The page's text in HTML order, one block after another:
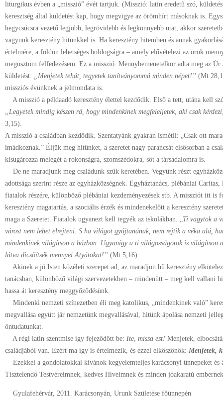
liturgikus évben a „misszió” évét tartjuk. (Misszió: latin eredetű szó,
keresztség által küldetést kap, hogy megvigye az örömhírt másoknak is.
hegycsúcsra vezető legjobb, legrövidebb és legkönnyebb utat, akkor
vagyunk keresztény hitünkkel is. Ha keresztény hitemben és annak
értelmére, a földön lehetséges boldogságra – amely elővételezi az örök
megosztom felfedezésem. Ez a misszió. Mennybemenetelkor adta meg az Úr
küldetést: „Menjetek tehát, tegyetek tanítványommá minden népet!” (Mt
missziós évünknek a jelmondata is.
A misszió a példaadó keresztény élettel kezdődik. Első a tett, utána kell
„Legyetek mindig készen rá, hogy mindenkinek megfeleljetek, aki csak
3,15).
A misszió a családban kezdődik. Szentatyánk gyakran ismétli: „Csak ott
imádkoznak.” Éljük meg hitünket, a szeretet nagy parancsát elsősorban a
kisugározza melegét a rokonságra, szomszédokra, sőt a társadalomra is.
De ne maradjunk meg családunk szűk keretében. Vegyünk részt
adottsága szerint része az egyházközségnek. Egyháztanács, plébániai
fiatalok részére, különböző plébániai kezdeményezések stb. A missziót itt
keresztény magatartás, a szociális érzék és mindenekelőtt a keresztény
maga a Szeretet. Fiatalok ugyanezt kell tegyék az iskolákban. „Ti vagytok a
várost nem lehet elrejteni. S ha világot gyújtanának, nem rejtik a véka alá,
mindenkinek világítson a házban. Ugyanígy a ti világosságotok is világítson
látva dicsőítsék mennyei Atyátokat!” (Mt 5,16).
Akinek a jó Isten közéleti szerepet ad, az maradjon hű keresztény
tanácsban, különböző világi szervezetekben – mindenütt – meg kell vallani
hassa át keresztény meggyőződésünk.
Mindenki nemzeti színezetben éli meg katolikus, „mindenkinek való”
megvallása együtt jár nemzetünk megvallásával, hitünk ápolása nemzeti
öntudatunkat.
A régi latin szentmise így fejeződött be: Ite, missa est! Menjetek,
családjából van. Ezért ma így is értelmezik, és ezzel elköszönök: Menjetek,
Ezekkel a gondolatokkal kívánok kegyelemteljes karácsonyi ünnepeket és
Tisztelendő Testvéreimnek, kedves Híveimnek és minden jóakaratú
Gyulafehérvár, 2011. Karácsonyán, Urunk Születése főünnepén